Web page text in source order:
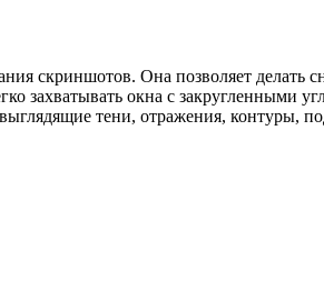
скриншотов. Она позволяет
захватывать окна с закругленными
тени, отражения, контуры,